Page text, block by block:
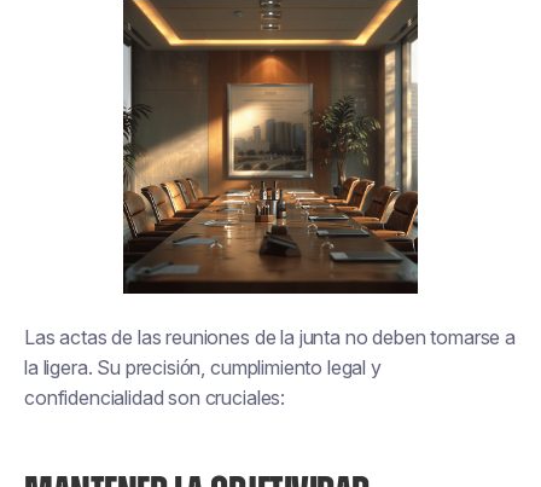
Las actas de las reuniones de la junta no deben tomarse a
la ligera. Su precisión, cumplimiento legal y
confidencialidad son cruciales: